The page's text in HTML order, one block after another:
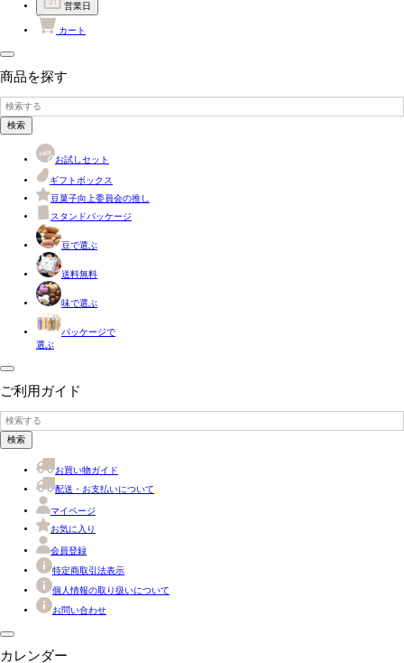
営業日
カート
商品を探す
検索
お試しセット
ギフトボックス
豆菓子向上委員会の推し
スタンドパッケージ
豆で選ぶ
送料無料
味で選ぶ
パッケージで
選ぶ
ご利用ガイド
検索
お買い物ガイド
配送・お支払いについて
マイページ
お気に入り
会員登録
特定商取引法表示
個人情報の取り扱いについて
お問い合わせ
カレンダー